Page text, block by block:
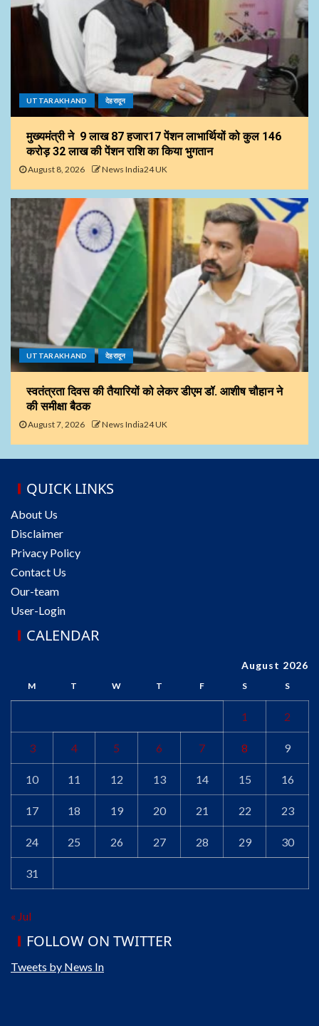
UTTARAKHAND देहरादून
मुख्यमंत्री ने 9 लाख 87 हजार17 पेंशन लाभार्थियों को कुल ₹146
करोड़ 32 लाख की पेंशन राशि का किया भुगतान
August 8, 2026 News India24 UK
UTTARAKHAND देहरादून
स्वतंत्रता दिवस की तैयारियों को लेकर डीएम डॉ. आशीष चौहान ने
की समीक्षा बैठक
August 7, 2026 News India24 UK
QUICK LINKS
About Us
Disclaimer
Privacy Policy
Contact Us
Our-team
User-Login
CALENDAR
August 2026
M T W T F S S
1 2
3 4 5 6 7 8 9
10 11 12 13 14 15 16
17 18 19 20 21 22 23
24 25 26 27 28 29 30
31
« Jul
FOLLOW ON TWITTER
Tweets by News In